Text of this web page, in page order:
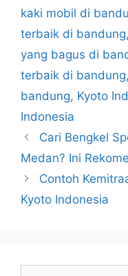
kaki mobil di
terbaik di bandung,
yang bagus di
terbaik di bandung,
bandung, Kyoto
Indonesia
Cari Bengkel
Medan? Ini
Contoh
Kyoto Indonesia